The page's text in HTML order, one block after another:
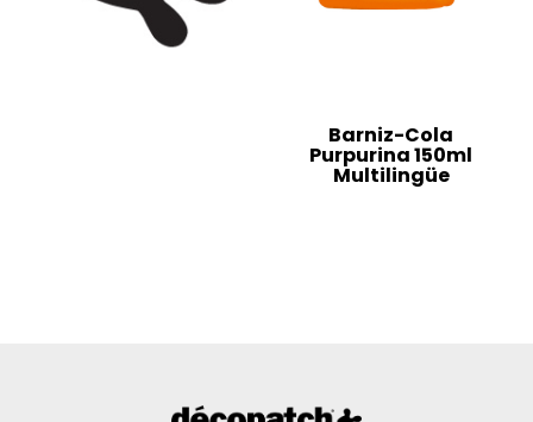
Barniz-Cola
Purpurina 150ml
Multilingüe